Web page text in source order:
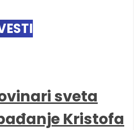
sveta
Kristofa